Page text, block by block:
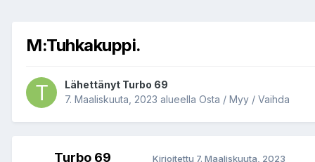
M:Tuhkakuppi.
Lähettänyt Turbo 69
7. Maaliskuuta, 2023 alueella Osta / Myy / Vaihda
Turbo 69 Kirjoitettu 7. Maaliskuuta, 2023